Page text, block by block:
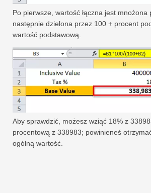
Po pierwsze, wartość łączna jest mnożona
następnie dzielona przez 100 + procent
wartość podstawową.
Aby sprawdzić, możesz wziąć 18% z
procentową z 338983; powinieneś
ogólną wartość.